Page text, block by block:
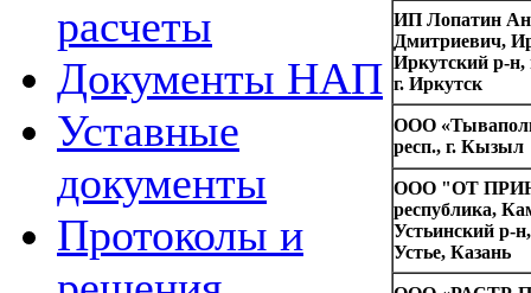
расчеты
Документы НАП
Уставные
документы
Протоколы и
ИП Лопатин
Дмитриевич,
Иркутский р-н,
г. Иркутск
ООО
респ., г. Кызыл
ООО "ОТ
республика,
Устьинский р-
Устье, Казань